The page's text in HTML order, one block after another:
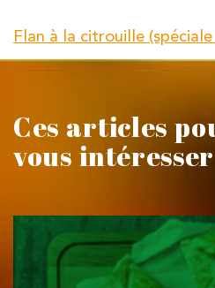
Flan à la citrouille
Ces articles
vous intéresser